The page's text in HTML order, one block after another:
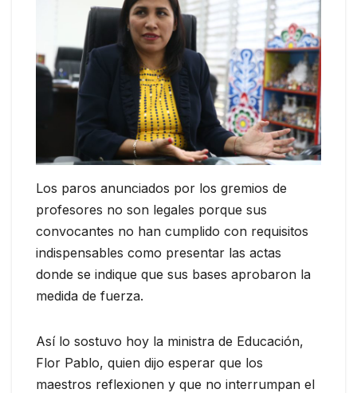
Los paros anunciados por los gremios de
profesores no son legales porque sus
convocantes no han cumplido con requisitos
indispensables como presentar las actas
donde se indique que sus bases aprobaron la
medida de fuerza.
Así lo sostuvo hoy la ministra de Educación,
Flor Pablo, quien dijo esperar que los
maestros reflexionen y que no interrumpan el